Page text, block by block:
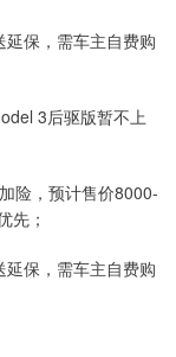
保，需车主自费购
3后驱版暂不上
险，预计售价8000-
先；
保，需车主自费购